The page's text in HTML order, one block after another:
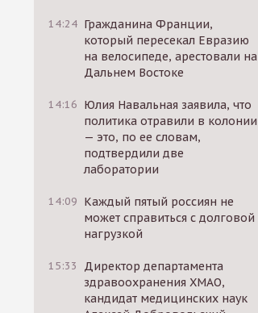
14:24 Гражданина Франции,
который пересекал Евразию
на велосипеде, арестовали на
Дальнем Востоке
14:16 Юлия Навальная заявила, что
политика отравили в колонии
— это, по ее словам,
подтвердили две
лаборатории
14:09 Каждый пятый россиян не
может справиться с долговой
нагрузкой
15:33
Директор департамента
здравоохранения ХМАО,
кандидат медицинских наук